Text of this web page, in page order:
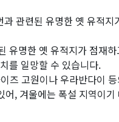
관련된 유명한 옛 유적지
유명한 옛 유적지가 점재
를 일망할 수 있습니다.
즈 고원이나 우라반다이
, 겨울에는 폭설 지역이기